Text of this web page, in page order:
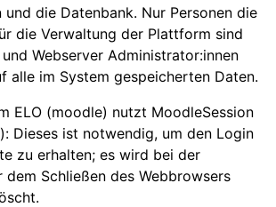
die Datenbank. Nur Personen die
die Verwaltung der Plattform sind
Webserver Administrator:innen
alle im System gespeicherten Daten.
ELO (moodle) nutzt MoodleSession
Dieses ist notwendig, um den Login
zu erhalten; es wird bei der
dem Schließen des Webbrowsers